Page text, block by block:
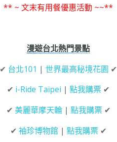
** ~ 文末有用餐優惠活動 ~~**
漫遊台北熱門景點
✔ 台北101 |世界最高秘境花園 ✔
✔ i-Ride Taipei |點我購票 ✔
✔ 美麗華摩天輪| 點我購票✔
✔ 袖珍博物館| 點我購票✔